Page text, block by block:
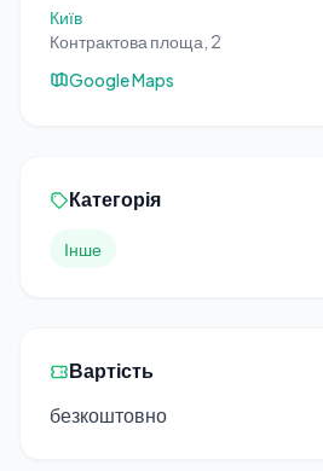
Київ
Контрактова площа, 2
Google Maps
Категорія
Інше
Вартість
безкоштовно